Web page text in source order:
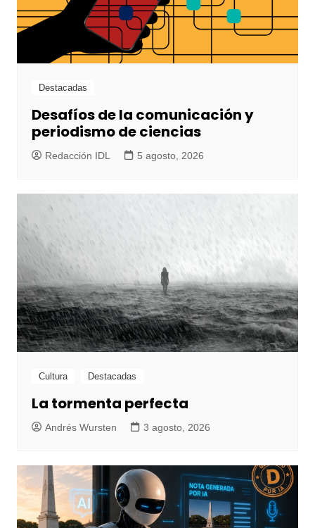
Destacadas
Desafíos de la comunicación y
periodismo de ciencias
Redacción IDL 5 agosto, 2026
Cultura Destacadas
La tormenta perfecta
Andrés Wursten 3 agosto, 2026